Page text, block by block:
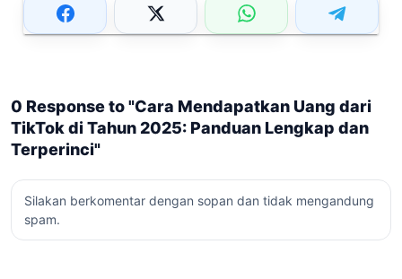
0 Response to "Cara Mendapatkan Uang dari
TikTok di Tahun 2025: Panduan Lengkap dan
Terperinci"
Silakan berkomentar dengan sopan dan tidak mengandung
spam.